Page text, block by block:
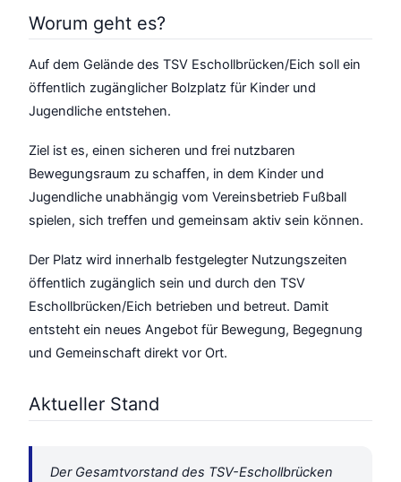
Worum geht es?
Auf dem Gelände des TSV Eschollbrücken/Eich soll ein
öffentlich zugänglicher Bolzplatz für Kinder und
Jugendliche entstehen.
Ziel ist es, einen sicheren und frei nutzbaren
Bewegungsraum zu schaffen, in dem Kinder und
Jugendliche unabhängig vom Vereinsbetrieb Fußball
spielen, sich treffen und gemeinsam aktiv sein können.
Der Platz wird innerhalb festgelegter Nutzungszeiten
öffentlich zugänglich sein und durch den TSV
Eschollbrücken/Eich betrieben und betreut. Damit
entsteht ein neues Angebot für Bewegung, Begegnung
und Gemeinschaft direkt vor Ort.
Aktueller Stand
Der Gesamtvorstand des TSV-Eschollbrücken